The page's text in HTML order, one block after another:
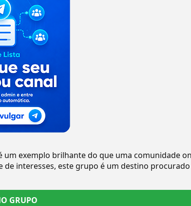
um exemplo brilhante do que uma comunidade
de interesses, este grupo é um destino procurado
GRUPO